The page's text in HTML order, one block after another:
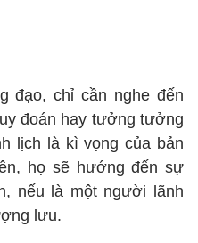
đạo, chỉ cần nghe đến
đoán hay tưởng tưởng
lịch là kì vọng của bản
họ sẽ hướng đến sự
nếu là một người lãnh
lưu.